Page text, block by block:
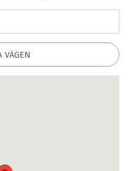
VÄGEN